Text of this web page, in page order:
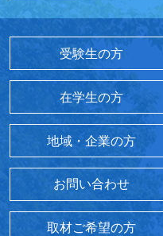
受験生の方
在学生の方
地域・企業の方
お問い合わせ
取材ご希望の方